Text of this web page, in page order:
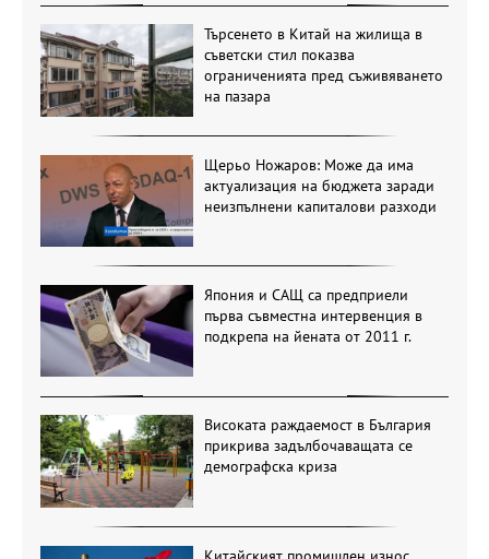
Търсенето в Китай на жилища в
съветски стил показва
ограниченията пред съживяването
на пазара
Щерьо Ножаров: Може да има
актуализация на бюджета заради
неизпълнени капиталови разходи
Япония и САЩ са предприели
първа съвместна интервенция в
подкрепа на йената от 2011 г.
Високата раждаемост в България
прикрива задълбочаващата се
демографска криза